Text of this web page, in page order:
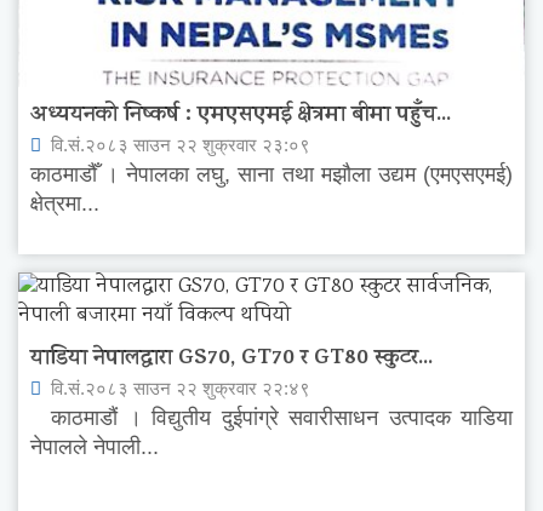
अध्ययनको निष्कर्ष : एमएसएमई क्षेत्रमा बीमा पहुँच...
वि.सं.२०८३ साउन २२ शुक्रवार २३:०९
काठमाडौँ । नेपालका लघु, साना तथा मझौला उद्यम (एमएसएमई)
क्षेत्रमा...
याडिया नेपालद्वारा GS70, GT70 र GT80 स्कुटर...
वि.सं.२०८३ साउन २२ शुक्रवार २२:४९
काठमाडौं । विद्युतीय दुईपांग्रे सवारीसाधन उत्पादक याडिया
नेपालले नेपाली...